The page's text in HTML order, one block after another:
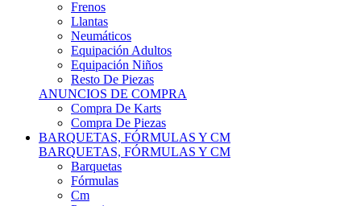
Neumáticos
Equipación Adultos
Equipación Niños
Resto De Piezas
ANUNCIOS DE COMPRA
Compra De Karts
Compra De Piezas
BARQUETAS, FÓRMULAS Y CM
BARQUETAS, FÓRMULAS Y CM
Barquetas
Fórmulas
Cm
Prototipos